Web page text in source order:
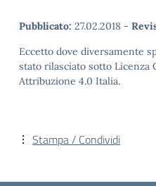
Pubblicato: 27.02.2018 -
Eccetto dove diversamente
stato rilasciato sotto Licenza
Attribuzione 4.0 Italia.
Stampa / Condividi